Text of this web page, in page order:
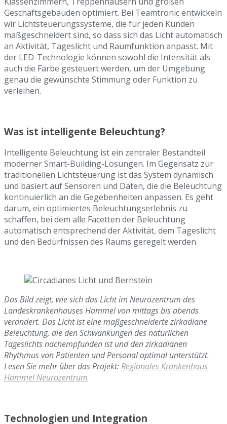
Geschäftsgebäuden optimiert. Bei Teamtronic entwickeln
wir Lichtsteuerungssysteme, die für jeden Kunden
maßgeschneidert sind, so dass sich das Licht automatisch
an Aktivität, Tageslicht und Raumfunktion anpasst. Mit
der LED-Technologie können sowohl die Intensität als
auch die Farbe gesteuert werden, um der Umgebung
genau die gewünschte Stimmung oder Funktion zu
verleihen.
Was ist intelligente Beleuchtung?
Intelligente Beleuchtung ist ein zentraler Bestandteil
moderner Smart-Building-Lösungen. Im Gegensatz zur
traditionellen Lichtsteuerung ist das System dynamisch
und basiert auf Sensoren und Daten, die die Beleuchtung
kontinuierlich an die Gegebenheiten anpassen. Es geht
darum, ein optimiertes Beleuchtungserlebnis zu
schaffen, bei dem alle Facetten der Beleuchtung
automatisch entsprechend der Aktivität, dem Tageslicht
und den Bedürfnissen des Raums geregelt werden.
Das Bild zeigt, wie sich das Licht im Neurozentrum des
Landeskrankenhauses Hammel von mittags bis abends
verändert. Das Licht ist eine maßgeschneiderte zirkadiane
Beleuchtung, die den Schwankungen des natürlichen
Tageslichts nachempfunden ist und den zirkadianen
Rhythmus von Patienten und Personal optimal unterstützt.
Lesen Sie mehr über das Projekt: Regionales Krankenhaus
Hammel Neurozentrum
Technologien und Integration